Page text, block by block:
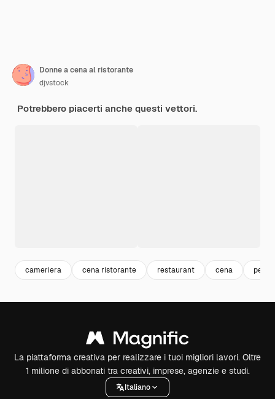
Donne a cena al ristorante
djvstock
Potrebbero piacerti anche questi vettori.
cameriera cena ristorante restaurant cena
La piattaforma creativa per realizzare i tuoi migliori lavori. Oltre
1 milione di abbonati tra creativi, imprese, agenzie e studi.
Italiano